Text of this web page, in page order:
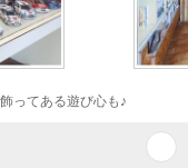
ってある遊び心も♪